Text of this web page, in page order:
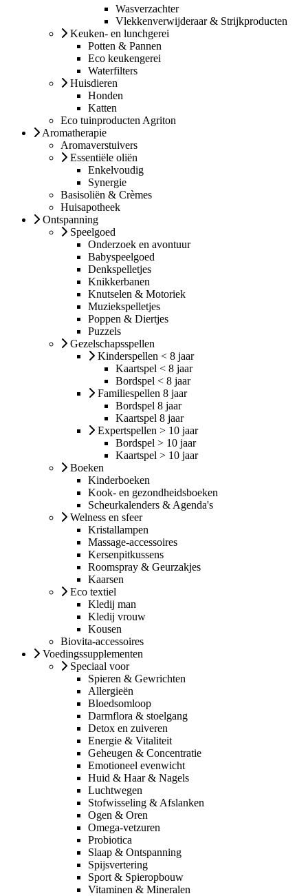
Wasverzachter
Vlekkenverwijderaar & Strijkproducten
Keuken- en lunchgerei
Potten & Pannen
Eco keukengerei
Waterfilters
Huisdieren
Honden
Katten
Eco tuinproducten Agriton
Aromatherapie
Aromaverstuivers
Essentiële oliën
Enkelvoudig
Synergie
Basisoliën & Crèmes
Huisapotheek
Ontspanning
Speelgoed
Onderzoek en avontuur
Babyspeelgoed
Denkspelletjes
Knikkerbanen
Knutselen & Motoriek
Muziekspelletjes
Poppen & Diertjes
Puzzels
Gezelschapsspellen
Kinderspellen < 8 jaar
Kaartspel < 8 jaar
Bordspel < 8 jaar
Familiespellen 8 jaar
Bordspel 8 jaar
Kaartspel 8 jaar
Expertspellen > 10 jaar
Bordspel > 10 jaar
Kaartspel > 10 jaar
Boeken
Kinderboeken
Kook- en gezondheidsboeken
Scheurkalenders & Agenda's
Welness en sfeer
Kristallampen
Massage-accessoires
Kersenpitkussens
Roomspray & Geurzakjes
Kaarsen
Eco textiel
Kledij man
Kledij vrouw
Kousen
Biovita-accessoires
Voedingssupplementen
Speciaal voor
Spieren & Gewrichten
Allergieën
Bloedsomloop
Darmflora & stoelgang
Detox en zuiveren
Energie & Vitaliteit
Geheugen & Concentratie
Emotioneel evenwicht
Huid & Haar & Nagels
Luchtwegen
Stofwisseling & Afslanken
Ogen & Oren
Omega-vetzuren
Probiotica
Slaap & Ontspanning
Spijsvertering
Sport & Spieropbouw
Vitaminen & Mineralen